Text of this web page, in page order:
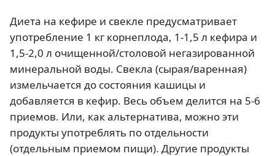
Диета на кефире и свекле предусматривает
употребление 1 кг корнеплода, 1-1,5 л кефира и
1,5-2,0 л очищенной/столовой негазированной
минеральной воды. Свекла (сырая/варенная)
измельчается до состояния кашицы и
добавляется в кефир. Весь объем делится на 5-6
приемов. Или, как альтернатива, можно эти
продукты употреблять по отдельности
(отдельным приемом пищи). Другие продукты